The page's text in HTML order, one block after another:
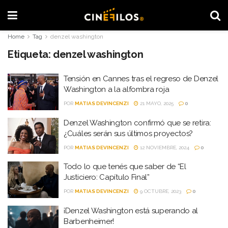
Home Tag denzel washington
Etiqueta: denzel washington
Tensión en Cannes tras el regreso de Denzel
Washington a la alfombra roja
POR MATIAS DEVINCENZI 21 MAYO, 2025 0
Denzel Washington confirmó que se retira:
¿Cuáles serán sus últimos proyectos?
POR MATIAS DEVINCENZI 12 NOVIEMBRE, 2024 0
Todo lo que tenés que saber de “El
Justiciero: Capítulo Final”
POR MATIAS DEVINCENZI 9 OCTUBRE, 2023 0
¡Denzel Washington está superando al
Barbenheimer!